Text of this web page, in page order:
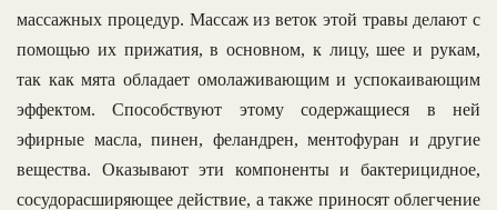
массажных процедур. Массаж из веток этой травы делают с
помощью их прижатия, в основном, к лицу, шее и рукам,
так как мята обладает омолаживающим и успокаивающим
эффектом. Способствуют этому содержащиеся в ней
эфирные масла, пинен, феландрен, ментофуран и другие
вещества. Оказывают эти компоненты и бактерицидное,
сосудорасширяющее действие, а также приносят облегчение